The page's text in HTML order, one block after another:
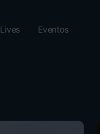
Lives Eventos